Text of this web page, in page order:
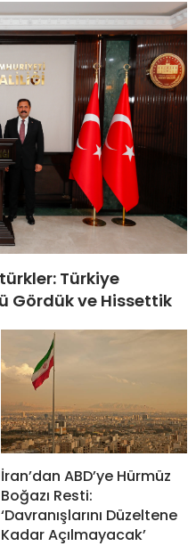
Türkiye
Gördük ve Hissettik
İran’dan ABD’ye Hürmüz
Boğazı Resti:
‘Davranışlarını Düzeltene
Kadar Açılmayacak’